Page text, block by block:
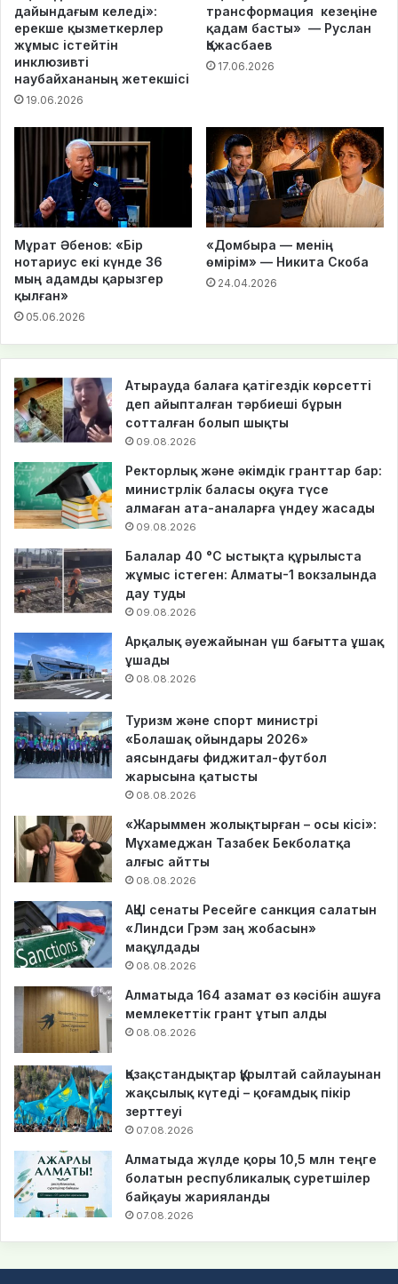
дайындағым келеді»:
ерекше қызметкерлер
жұмыс істейтін
инклюзивті
наубайхананың жетекшісі
19.06.2026
трансформация кезеңіне
қадам басты» — Руслан
Қожасбаев
17.06.2026
Мұрат Әбенов: «Бір
нотариус екі күнде 36
мың адамды қарызгер
қылған»
05.06.2026
«Домбыра — менің
өмірім» — Никита Скоба
24.04.2026
Атырауда балаға қатігездік көрсетті
деп айыпталған тәрбиеші бұрын
сотталған болып шықты
09.08.2026
Ректорлық және әкімдік гранттар бар:
министрлік баласы оқуға түсе
алмаған ата-аналарға үндеу жасады
09.08.2026
Балалар 40 °C ыстықта құрылыста
жұмыс істеген: Алматы-1 вокзалында
дау туды
09.08.2026
Арқалық әуежайынан үш бағытта ұшақ
ұшады
08.08.2026
Туризм және спорт министрі
«Болашақ ойындары 2026»
аясындағы фиджитал-футбол
жарысына қатысты
08.08.2026
«Жарыммен жолықтырған – осы кісі»:
Мұхамеджан Тазабек Бекболатқа
алғыс айтты
08.08.2026
АҚШ сенаты Ресейге санкция салатын
«Линдси Грэм заң жобасын»
мақұлдады
08.08.2026
Алматыда 164 азамат өз кәсібін ашуға
мемлекеттік грант ұтып алды
08.08.2026
Қазақстандықтар Құрылтай сайлауынан
жақсылық күтеді – қоғамдық пікір
зерттеуі
07.08.2026
Алматыда жүлде қоры 10,5 млн теңге
болатын республикалық суретшілер
байқауы жарияланды
07.08.2026